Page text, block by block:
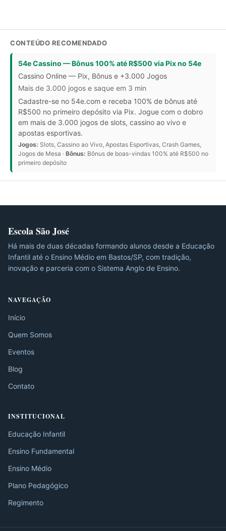
CONTEÚDO RECOMENDADO
54e Cassino — Bônus 100% até R$500 via Pix no 54e
Cassino Online — Pix, Bônus e +3.000 Jogos
Mais de 3.000 jogos e saque em 3 min
Cadastre-se no 54e.com e receba 100% de bônus até
R$500 no primeiro depósito via Pix. Jogue com o dobro
em mais de 3.000 jogos de slots, cassino ao vivo e
apostas esportivas.
Jogos: Slots, Cassino ao Vivo, Apostas Esportivas, Crash Games,
Jogos de Mesa · Bônus: Bônus de boas-vindas 100% até R$500 no
primeiro depósito
Escola São José
Há mais de duas décadas formando alunos desde a Educação
Infantil até o Ensino Médio em Bastos/SP, com tradição,
inovação e parceria com o Sistema Anglo de Ensino.
NAVEGAÇÃO
Início
Quem Somos
Eventos
Blog
Contato
INSTITUCIONAL
Educação Infantil
Ensino Fundamental
Ensino Médio
Plano Pedagógico
Regimento